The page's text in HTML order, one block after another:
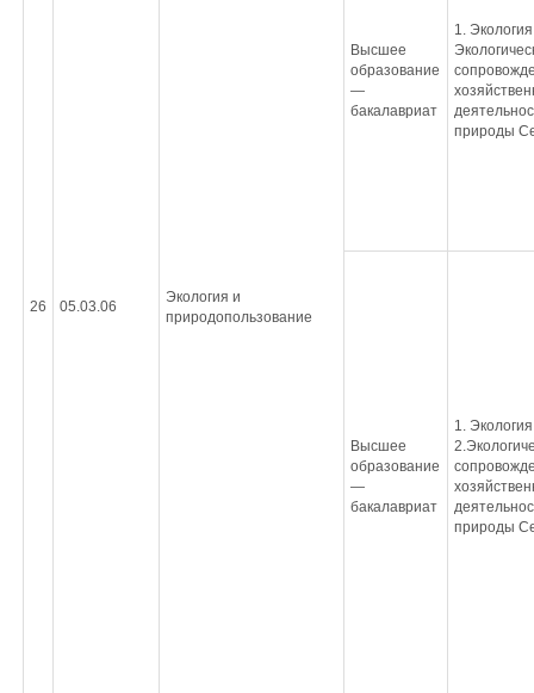
26 05.03.06
Экология и
природопользование
Высшее
образование
—
бакалавриат
1.
природы
Высшее
образование
—
бакалавриат
1.
природы